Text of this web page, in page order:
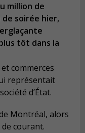
million de
soirée hier,
tôt dans la
commerces
représentait
d’État.
Montréal, alors
courant.